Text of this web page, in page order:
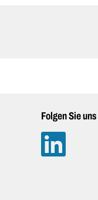
Folgen Sie uns